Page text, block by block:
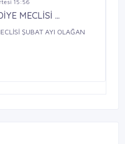
15:56
MECLİSİ ...
ŞUBAT AYI OLAĞAN